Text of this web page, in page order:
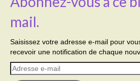
mail.
Saisissez votre adresse e-mail pour
recevoir une notification de chaque
Adresse
e-